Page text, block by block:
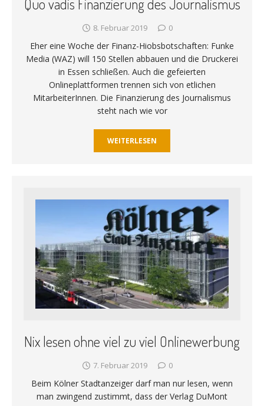
Quo vadis Finanzierung des Journalismus
8. Februar 2019 0
Eher eine Woche der Finanz-Hiobsbotschaften: Funke
Media (WAZ) will 150 Stellen abbauen und die Druckerei
in Essen schließen. Auch die gefeierten
Onlineplattformen trennen sich von etlichen
MitarbeiterInnen. Die Finanzierung des Journalismus
steht nach wie vor
WEITERLESEN
Nix lesen ohne viel zu viel Onlinewerbung
7. Februar 2019 0
Beim Kölner Stadtanzeiger darf man nur lesen, wenn
man zwingend zustimmt, dass der Verlag DuMont